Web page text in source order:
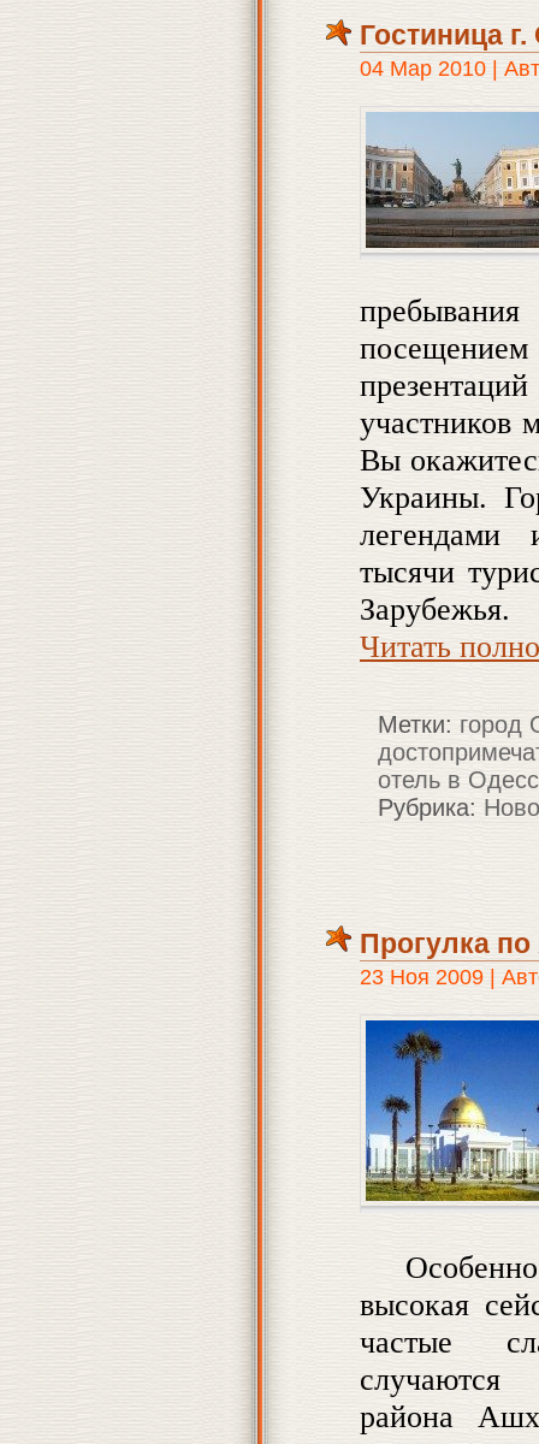
Гостиница
04 Мар 2010 |
посещением
участников
Вы
Украины.
легендами
тысячи
Зарубежья.
Читать
Метки: город
отель в
Рубрика:
Прогулка
23 Ноя 2009 |
высокая
частые
случаются
района